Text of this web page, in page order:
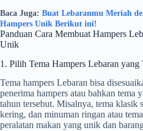
Baca Juga: Buat Lebaranmu Meriah
Hampers Unik Berikut ini!
Panduan Cara Membuat Hampers
Unik
1. Pilih Tema Hampers Lebaran yang
Tema hampers Lebaran bisa
penerima hampers atau bahkan tema
tahun tersebut. Misalnya, tema klasik
kering, dan minuman ringan atau
peralatan makan yang unik dan